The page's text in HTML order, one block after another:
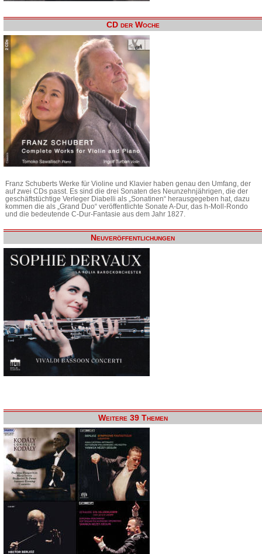
CD der Woche
Franz Schuberts Werke für Violine und Klavier haben genau den Umfang, der
auf zwei CDs passt. Es sind die drei Sonaten des Neunzehnjährigen, die der
geschäftstüchtige Verleger Diabelli als „Sonatinen“ herausgegeben hat, dazu
kommen die als „Grand Duo“ veröffentlichte Sonate A-Dur, das h-Moll-Rondo
und die bedeutende C-Dur-Fantasie aus dem Jahr 1827.
Neuveröffentlichungen
Weitere 39 Themen